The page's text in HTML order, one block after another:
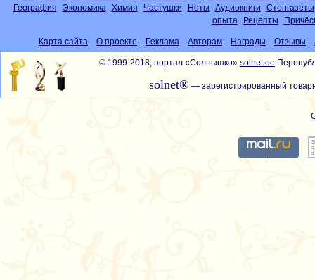
География
Экономика Химия Частушки Ноты Аудиокниги
Стенгазеты
опыта
Рецепты
Карта сайта О проекте Реклама Авторам Награды Отзывы
© 1999-2018, портал «Солнышко» solnet.ee
solnet® — зарегистрированный